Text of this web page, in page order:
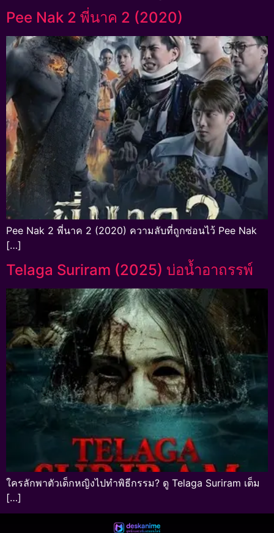
Pee Nak 2 พี่นาค 2 (2020)
Pee Nak 2 พี่นาค 2 (2020) ความลับที่ถูกซ่อนไว้ Pee Nak
[…]
Telaga Suriram (2025) บ่อน้ำอาถรรพ์
ใครลักพาตัวเด็กหญิงไปทำพิธีกรรม? ดู Telaga Suriram เต็ม
[…]